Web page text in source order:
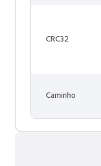
CRC32
Caminho